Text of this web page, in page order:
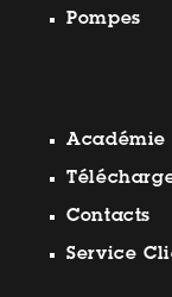
Pompes
Académie
Contacts
Service